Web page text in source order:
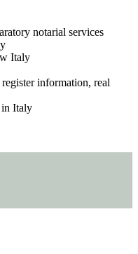
notarial services
Italy
information, real
in Italy